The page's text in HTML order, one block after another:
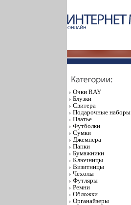
Очки RAY
Блузки
Свитера
Подарочные наборы
Платье
Футболки
Сумки
Джемпера
Папки
Бумажники
Ключницы
Визитницы
Чехолы
Футляры
Ремни
Обложки
Органайзеры